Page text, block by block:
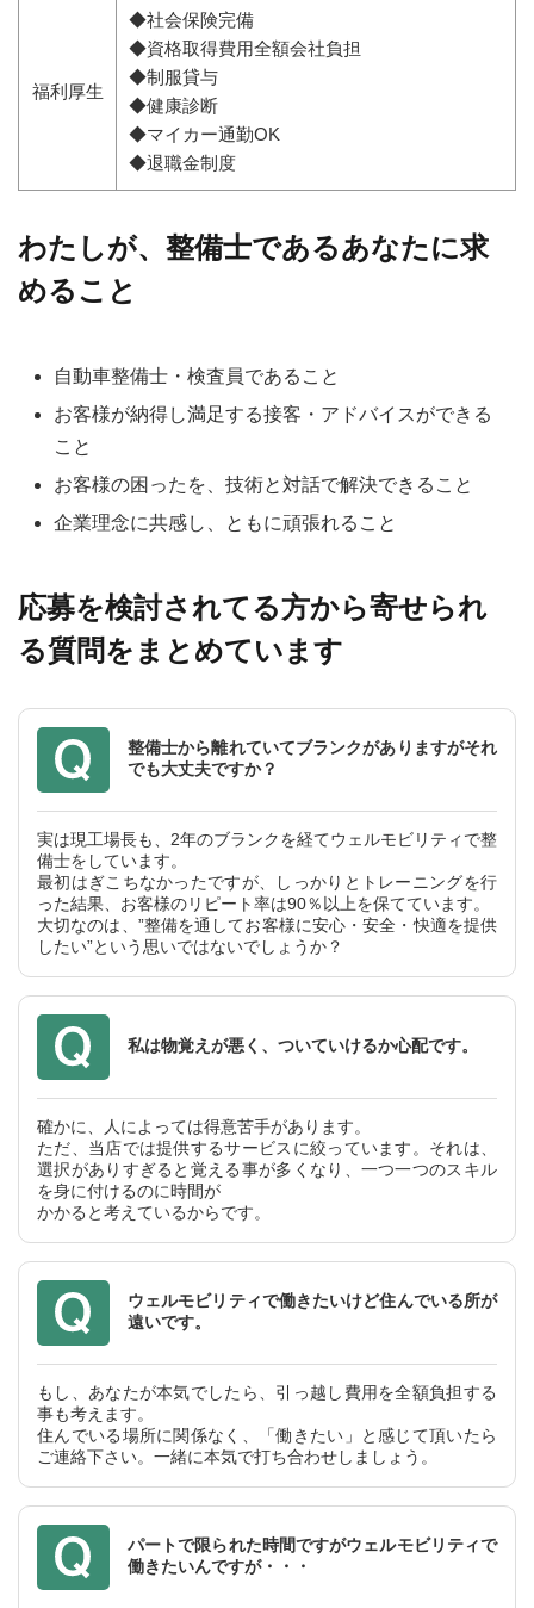
福利厚生
◆社会保険完備
◆資格取得費用全額会社負担
◆制服貸与
◆健康診断
◆マイカー通勤OK
◆退職金制度
わたしが、整備士であるあなたに求
めること
⾃動⾞整備⼠・検査員であること
お客様が納得し満足する接客・アドバイスができる
こと
お客様の困ったを、技術と対話で解決できること
企業理念に共感し、ともに頑張れること
応募を検討されてる方から寄せられ
る質問をまとめています
整備⼠から離れていてブランクがありますがそれ
でも⼤丈夫ですか？
実は現⼯場⻑も、2年のブランクを経てウェルモビリティで整
備⼠をしています。
最初はぎこちなかったですが、しっかりとトレーニングを⾏
った結果、お客様のリピート率は90％以上を保てています。
⼤切なのは、”整備を通してお客様に安⼼・安全・快適を提供
したい”という思いではないでしょうか？
私は物覚えが悪く、ついていけるか⼼配です。
確かに、⼈によっては得意苦⼿があります。
ただ、当店では提供するサービスに絞っています。それは、
選択がありすぎると覚える事が多くなり、⼀つ⼀つのスキル
を⾝に付けるのに時間が
かかると考えているからです。
ウェルモビリティで働きたいけど住んでいる所が
遠いです。
もし、あなたが本気でしたら、引っ越し費⽤を全額負担する
事も考えます。
住んでいる場所に関係なく、「働きたい」と感じて頂いたら
ご連絡下さい。⼀緒に本気で打ち合わせしましょう。
パートで限られた時間ですがウェルモビリティで
働きたいんですが・・・